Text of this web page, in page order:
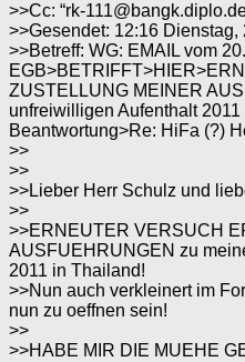
>>Cc: “rk-
>>Gesendet: 12:16 Dienstag,
>>Betreff: WG: EMAIL vom
ZUSTELLUNG MEINER
unfreiwilligen Aufenthalt
Beantwortung>Re: HiFa (?)
>>
>>
>>Lieber Herr Schulz und
>>
>>ERNEUTER VERSUCH
AUSFUEHRUNGEN zu
2011 in Thailand!
>>Nun auch verkleinert im
nun zu oeffnen sein!
>>
>>HABE MIR DIE MUEHE